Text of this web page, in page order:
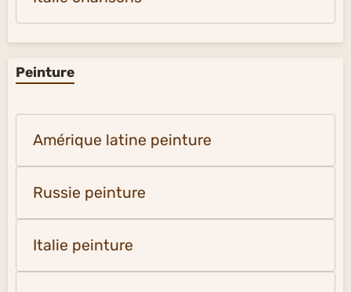
Peinture
Amérique latine peinture
Russie peinture
Italie peinture